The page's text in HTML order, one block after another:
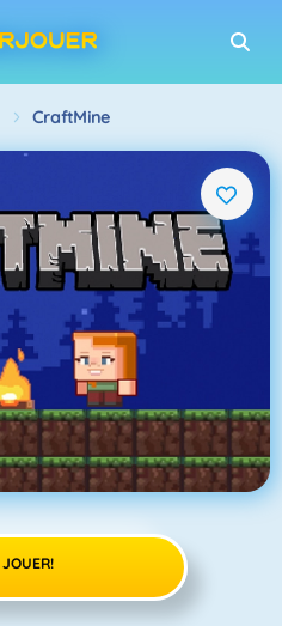
CraftMine
JOUER!